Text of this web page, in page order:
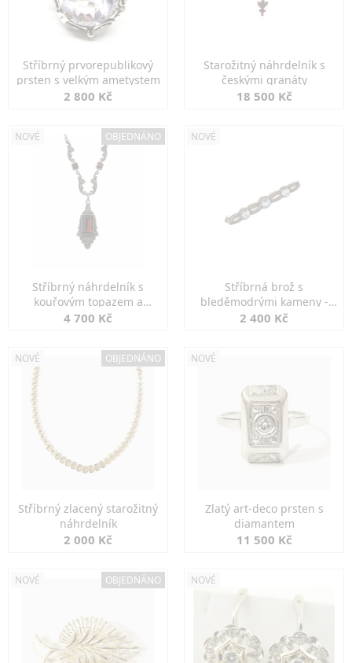
Stříbrný prvorepublikový
prsten s velkým ametystem
2 800 Kč
Starožitný náhrdelník s
českými granáty
18 500 Kč
NOVÉ OBJEDNÁNO
Stříbrný náhrdelník s
kouřovým topazem a
markazity
4 700 Kč
NOVÉ
Stříbrná brož s
bleděmodrými kameny -
jemná elegance
2 400 Kč
NOVÉ OBJEDNÁNO
Stříbrný zlacený starožitný
náhrdelník
2 000 Kč
NOVÉ
Zlatý art-deco prsten s
diamantem
11 500 Kč
NOVÉ OBJEDNÁNO NOVÉ